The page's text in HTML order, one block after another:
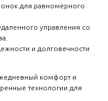
для равномерного
управления со
и долговечности
комфорт и
технологии для